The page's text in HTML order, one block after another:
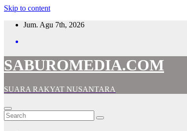
Skip to content
Jum. Agu 7th, 2026
SABUROMEDIA.COM
SUARA RAKYAT NUSANTARA